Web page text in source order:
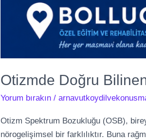
Otizmde Doğru
Yorum bırakın /
Otizm Spektrum Bozukluğu (OSB),
nörogelişimsel bir farklılıktır. Buna